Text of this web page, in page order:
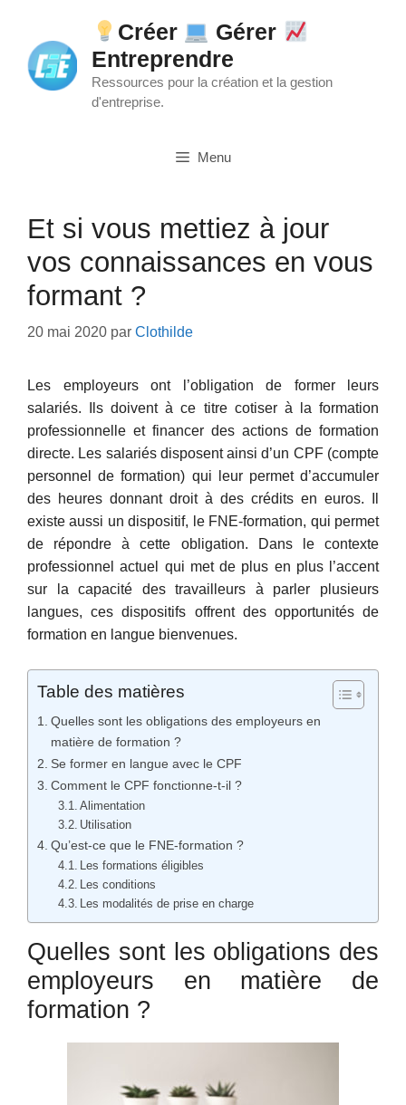
contenu
Créer
Gérer
Entreprendre
Ressources pour la création et la gestion
d'entreprise.
Menu
Et si vous mettiez à jour
vos connaissances en vous
formant ?
20 mai 2020 par Clothilde
Les employeurs ont l’obligation de former leurs
salariés. Ils doivent à ce titre cotiser à la formation
professionnelle et financer des actions de formation
directe. Les salariés disposent ainsi d’un CPF (compte
personnel de formation) qui leur permet d’accumuler
des heures donnant droit à des crédits en euros. Il
existe aussi un dispositif, le FNE-formation, qui permet
de répondre à cette obligation. Dans le contexte
professionnel actuel qui met de plus en plus l’accent
sur la capacité des travailleurs à parler plusieurs
langues, ces dispositifs offrent des opportunités de
formation en langue bienvenues.
Table des matières
Quelles sont les obligations des employeurs en
matière de formation ?
Se former en langue avec le CPF
Comment le CPF fonctionne-t-il ?
Alimentation
Utilisation
Qu’est-ce que le FNE-formation ?
Les formations éligibles
Les conditions
Les modalités de prise en charge
Quelles sont les obligations des
employeurs en matière de
formation ?